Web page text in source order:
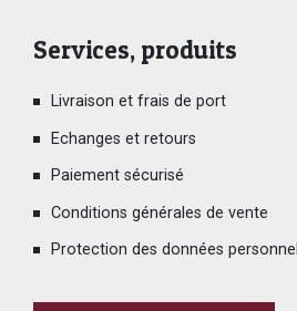
Services, produits
Livraison et frais de port
Echanges et retours
Paiement sécurisé
Conditions générales de vente
Protection des données